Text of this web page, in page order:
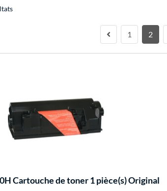
1 2
Cartouche de toner 1 pièce(s) Original